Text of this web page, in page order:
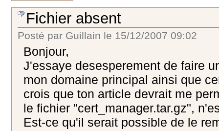
Fichier absent
Posté par Guillain le 15/12/2007 09:02
Bonjour,
J'essaye desesperement de faire
mon domaine principal ainsi que
crois que ton article devrait me
le fichier "cert_manager.tar.gz",
Est-ce qu'il serait possible de le